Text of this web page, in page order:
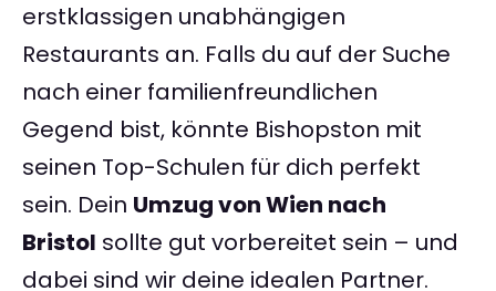
erstklassigen unabhängigen
Restaurants an. Falls du auf der Suche
nach einer familienfreundlichen
Gegend bist, könnte Bishopston mit
seinen Top-Schulen für dich perfekt
sein. Dein Umzug von Wien nach
Bristol sollte gut vorbereitet sein – und
dabei sind wir deine idealen Partner.